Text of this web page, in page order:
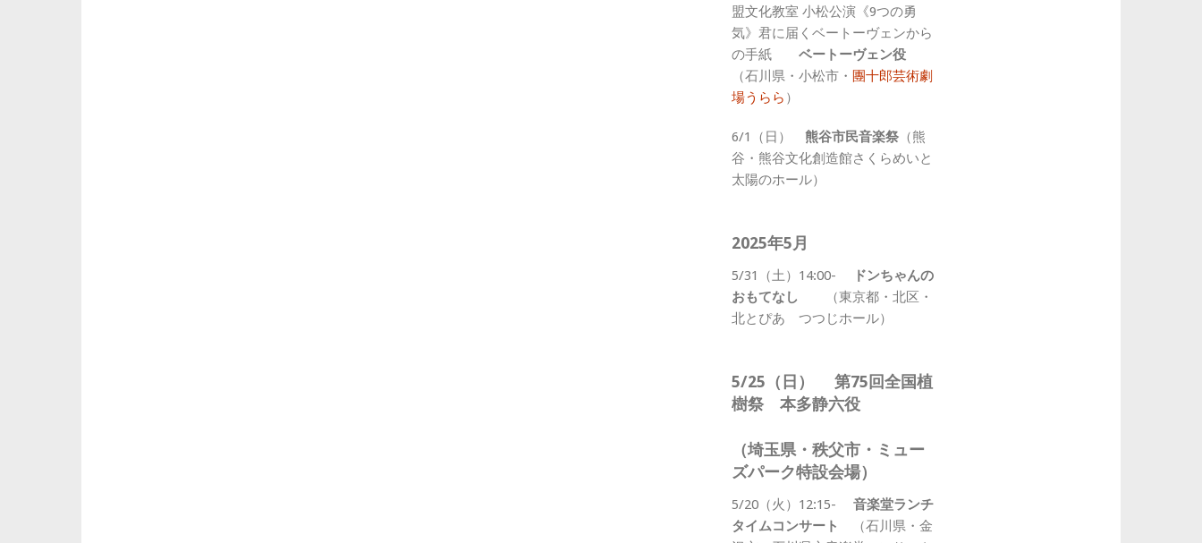
盟文化教室 小松公演 《9つの勇
気》君に届くベートーヴェンから
の手紙
ベートーヴェン役
（石川県・小松市・ 團十郎芸術劇
場うらら ）
6/1（日） 熊谷市民音楽祭 （熊
谷・熊谷文化創造館さくらめいと
太陽のホール）
2025年5月
5/31（土）14:00-
ドンちゃんの
おもてなし
（東京都・北区・
北とぴあ つつじホール）
5/25（日） 第75回全国植
樹祭 本多静六役
（埼玉県・秩父市・ミュー
ズパーク特設会場）
5/20（火）12:15- 音楽堂ランチ
タイムコンサート
（石川県・金